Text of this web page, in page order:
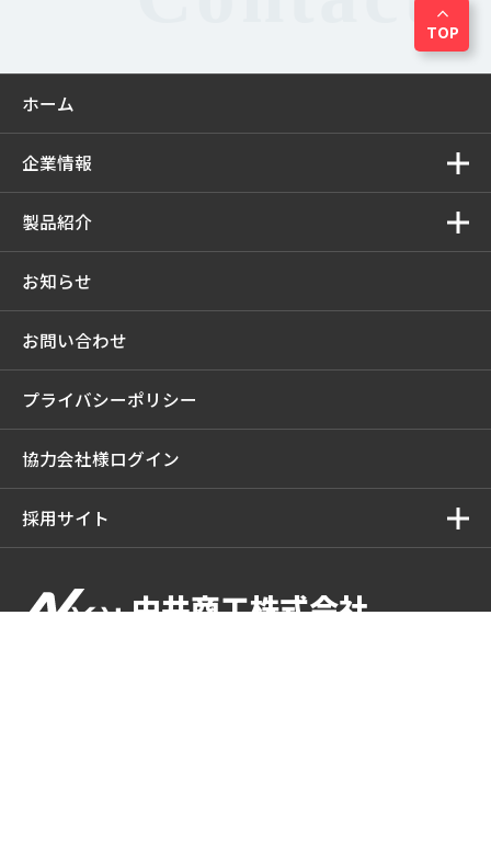
expand_less
TOP
中井商工株式会社
ホーム
企業情報
製品紹介
お知らせ
お問い合わせ
プライバシーポリシー
協力会社様ログイン
採用サイト